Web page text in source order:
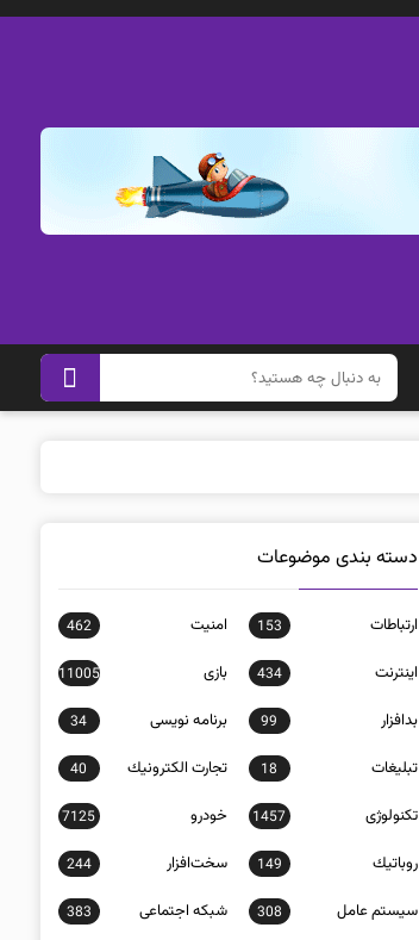
دسته بندی موضوعات
ارتباطات 153 امنيت 462
اينترنت 434 بازی 11005
بدافزار 99 برنامه نويسی 34
تبلیغات 18 تجارت الكترونيك 40
تکنولوژی 1457 خودرو 7125
روباتيك 149 سخت‌افزار 244
سيستم عامل 308 شبكه اجتماعی 383